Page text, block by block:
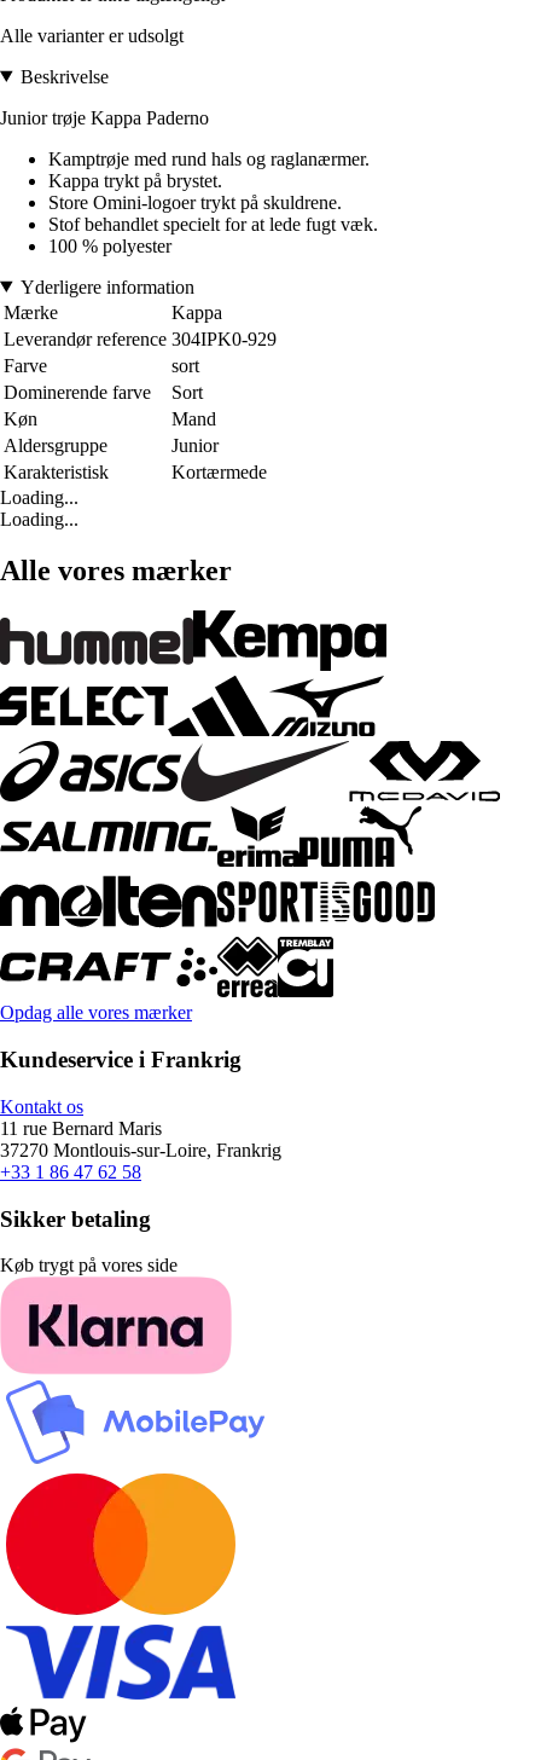
Alle varianter er udsolgt
Beskrivelse
Junior trøje Kappa Paderno
Kamptrøje med rund hals og raglanærmer.
Kappa trykt på brystet.
Store Omini-logoer trykt på skuldrene.
Stof behandlet specielt for at lede fugt væk.
100 % polyester
Yderligere information
Mærke
Kappa
Leverandør reference 304IPK0-929
Farve
sort
Dominerende farve
Sort
Køn
Mand
Aldersgruppe
Junior
Karakteristisk
Kortærmede
Loading...
Loading...
Alle vores mærker
Opdag alle vores mærker
Kundeservice i Frankrig
Kontakt os
11 rue Bernard Maris
37270 Montlouis-sur-Loire, Frankrig
+33 1 86 47 62 58
Sikker betaling
Køb trygt på vores side